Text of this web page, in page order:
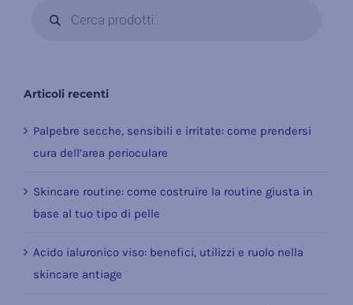
search
Articoli recenti
Palpebre secche, sensibili e irritate: come prendersi
cura dell’area perioculare
Skincare routine: come costruire la routine giusta in
base al tuo tipo di pelle
Acido ialuronico viso: benefici, utilizzi e ruolo nella
skincare antiage